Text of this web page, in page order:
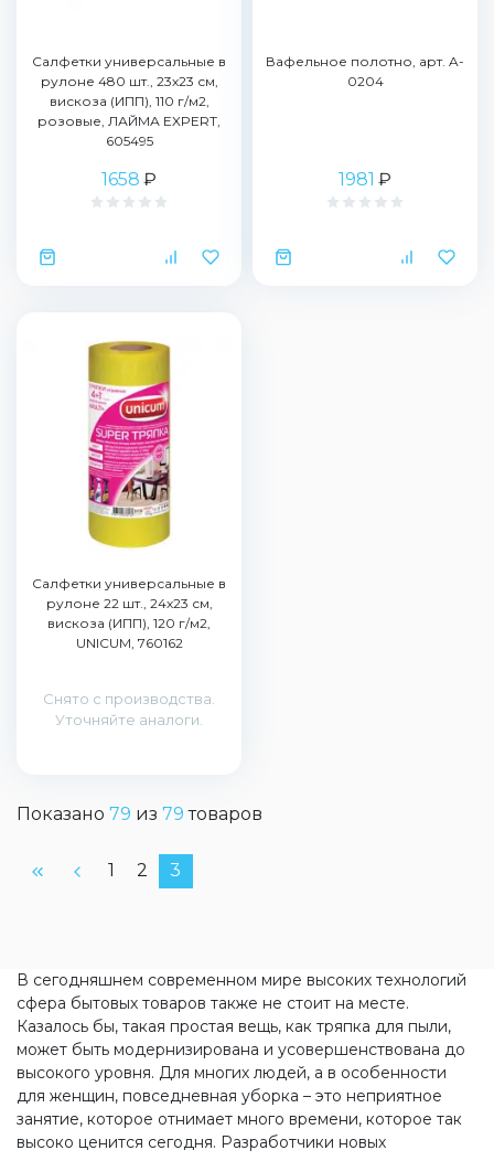
Салфетки универсальные в
рулоне 480 шт., 23х23 см,
вискоза (ИПП), 110 г/м2,
розовые, ЛАЙМА EXPERT,
605495
1658 ₽
Вафельное полотно, арт. A-
0204
1981 ₽
Салфетки универсальные в
рулоне 22 шт., 24х23 см,
вискоза (ИПП), 120 г/м2,
UNICUM, 760162
Снято с производства.
Уточняйте аналоги.
Показано 79 из 79 товаров
1 2 3
В сегодняшнем современном мире высоких технологий
сфера бытовых товаров также не стоит на месте.
Казалось бы, такая простая вещь, как тряпка для пыли,
может быть модернизирована и усовершенствована до
высокого уровня. Для многих людей, а в особенности
для женщин, повседневная уборка – это неприятное
занятие, которое отнимает много времени, которое так
высоко ценится сегодня. Разработчики новых